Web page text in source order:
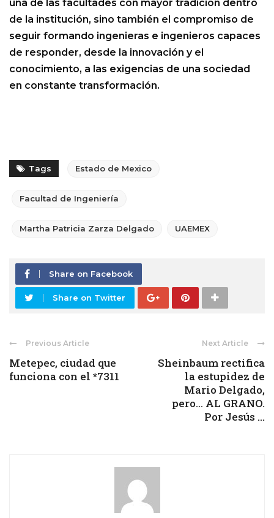
una de las facultades con mayor tradición dentro
de la institución, sino también el compromiso de
seguir formando ingenieras e ingenieros capaces
de responder, desde la innovación y el
conocimiento, a las exigencias de una sociedad
en constante transformación.
Tags Estado de Mexico
Facultad de Ingeniería
Martha Patricia Zarza Delgado UAEMEX
Share on Facebook
Share on Twitter
Previous Article
Metepec, ciudad que
funciona con el *7311
Next Article
Sheinbaum rectifica
la estupidez de
Mario Delgado,
pero… AL GRANO.
Por Jesús ...